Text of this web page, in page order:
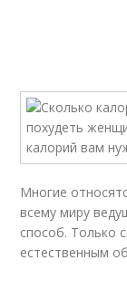
Многие
всему миру
способ. Только
естественным